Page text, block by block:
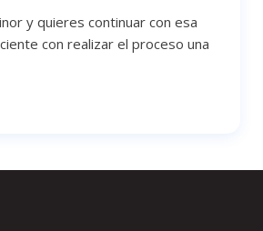
y quieres continuar con esa
con realizar el proceso una